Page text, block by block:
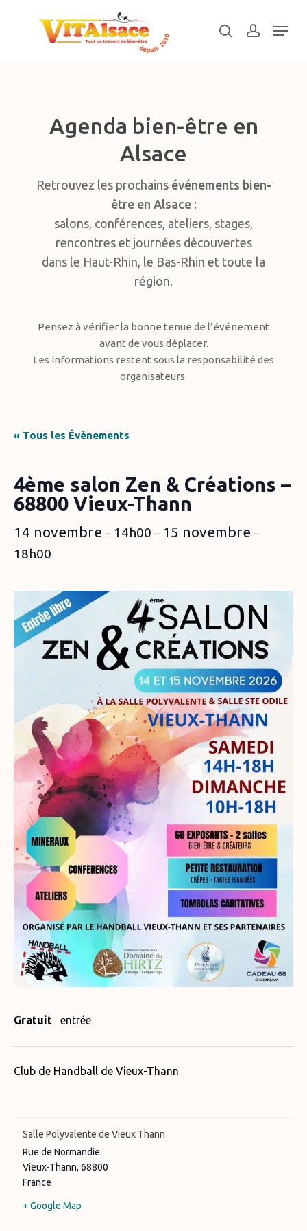
searchaccount
Menu
Agenda bien-être en
Alsace
Retrouvez les prochains événements bien-
être en Alsace:
salons, conférences, ateliers, stages,
rencontres et journées découvertes
dans le Haut-Rhin, le Bas-Rhin et toute la
région.
Pensez à vérifier la bonne tenue de l’événement
avant de vous déplacer.
Les informations restent sous la responsabilité des
organisateurs.
« Tous les Évènements
4ème salon Zen & Créations –
68800 Vieux-Thann
14 novembre – 14h00 – 15 novembre –
18h00
Gratuit entrée
Club de Handball de Vieux-Thann
Salle Polyvalente de Vieux Thann
Rue de Normandie
Vieux-Thann, 68800
France
+ Google Map